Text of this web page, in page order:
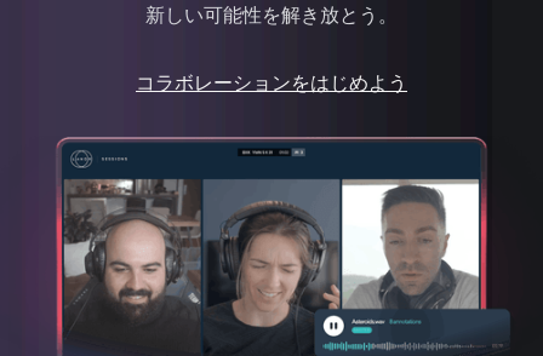
新しい可能性を解き放とう。
コラボレーションをはじめよう